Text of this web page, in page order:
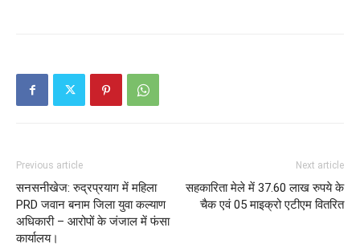
Previous article
सनसनीखेज: रुद्रप्रयाग में महिला
PRD जवान बनाम जिला युवा कल्याण
अधिकारी – आरोपों के जंजाल में फंसा
कार्यालय।
Next article
सहकारिता मेले में 37.60 लाख रुपये के
चैक एवं 05 माइक्रो एटीएम वितरित